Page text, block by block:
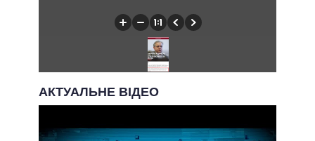
АКТУАЛЬНЕ ВІДЕО